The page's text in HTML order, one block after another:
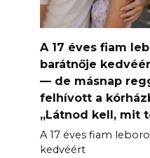
A 17 éves fiam
barátnője
— de másnap
felhívott a
„Látnod kell, mit
A 17 éves fiam
kedvéért